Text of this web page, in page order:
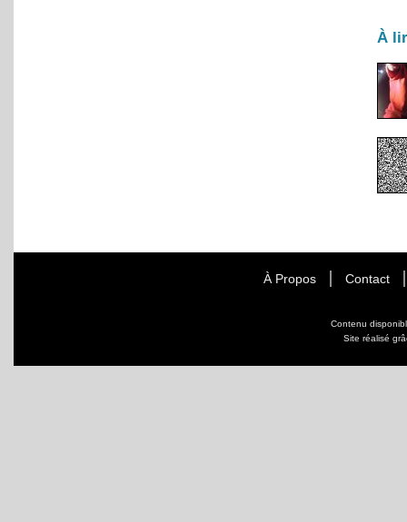
À
À Propos Contact
Contenu
Site réalisé